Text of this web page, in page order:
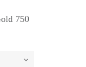
750